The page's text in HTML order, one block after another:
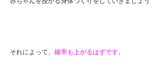
それによって、 確率も上がるはずです。